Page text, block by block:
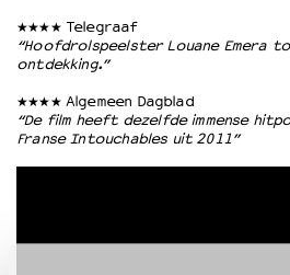
★★★★ Telegraaf
“Hoofdrolspeelster Louane Emera
ontdekking.”
★★★★ Algemeen Dagblad
“De film heeft dezelfde immense
Franse Intouchables uit 2011”